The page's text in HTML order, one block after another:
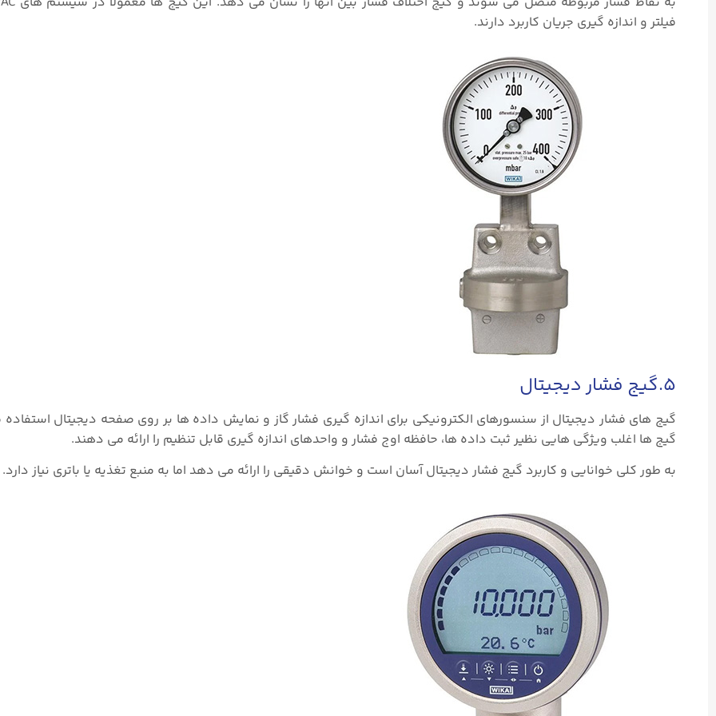
فیلتر و اندازه گیری جریان کاربرد دارند.
۵.گیج فشار دیجیتال
گیج های فشار دیجیتال از سنسورهای الکترونیکی برای اندازه گیری فشار گاز و نمایش داده ها بر روی صفحه دیجیتال
گیج ها اغلب ویژگی هایی نظیر ثبت داده ها، حافظه اوج فشار و واحدهای اندازه گیری قابل تنظیم را ارائه می دهند.
به طور کلی خوانایی و کاربرد گیج فشار دیجیتال آسان است و خوانش دقیقی را ارائه می دهد اما به منبع تغذیه یا باتری نیاز دارد.